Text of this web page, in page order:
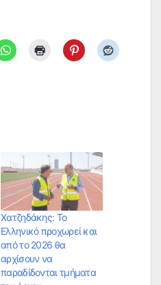
Χατζηδάκης: Το
Ελληνικό προχωρεί και
από το 2026 θα
αρχίσουν να
παραδίδονται τμήματα